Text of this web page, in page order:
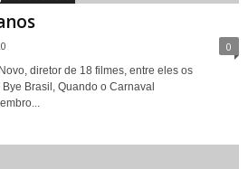
0
diretor de 18 filmes, entre eles os
Brasil, Quando o Carnaval